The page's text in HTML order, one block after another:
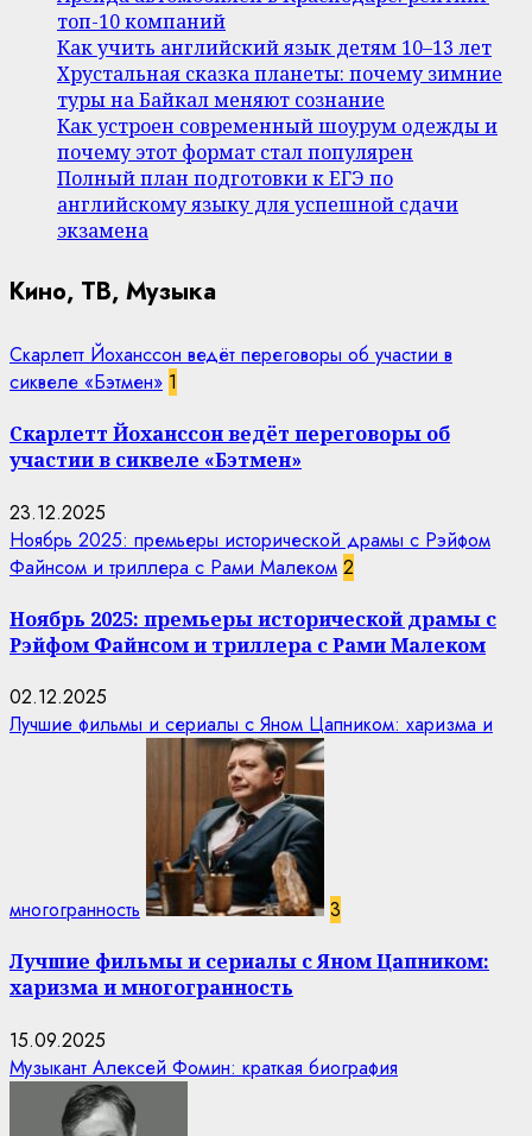
топ-10 компаний
Как учить английский язык детям 10–13 лет
Хрустальная сказка планеты: почему зимние
туры на Байкал меняют сознание
Как устроен современный шоурум одежды и
почему этот формат стал популярен
Полный план подготовки к ЕГЭ по
английскому языку для успешной сдачи
экзамена
Кино, ТВ, Музыка
Скарлетт Йоханссон ведёт переговоры об участии в
сиквеле «Бэтмен» 1
Скарлетт Йоханссон ведёт переговоры об
участии в сиквеле «Бэтмен»
23.12.2025
Ноябрь 2025: премьеры исторической драмы с Рэйфом
Файнсом и триллера с Рами Малеком 2
Ноябрь 2025: премьеры исторической драмы с
Рэйфом Файнсом и триллера с Рами Малеком
02.12.2025
Лучшие фильмы и сериалы с Яном Цапником: харизма и
многогранность 3
Лучшие фильмы и сериалы с Яном Цапником:
харизма и многогранность
15.09.2025
Музыкант Алексей Фомин: краткая биография